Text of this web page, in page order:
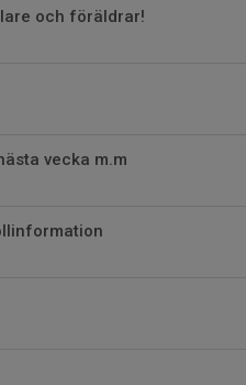
och föräldrar!
vecka m.m